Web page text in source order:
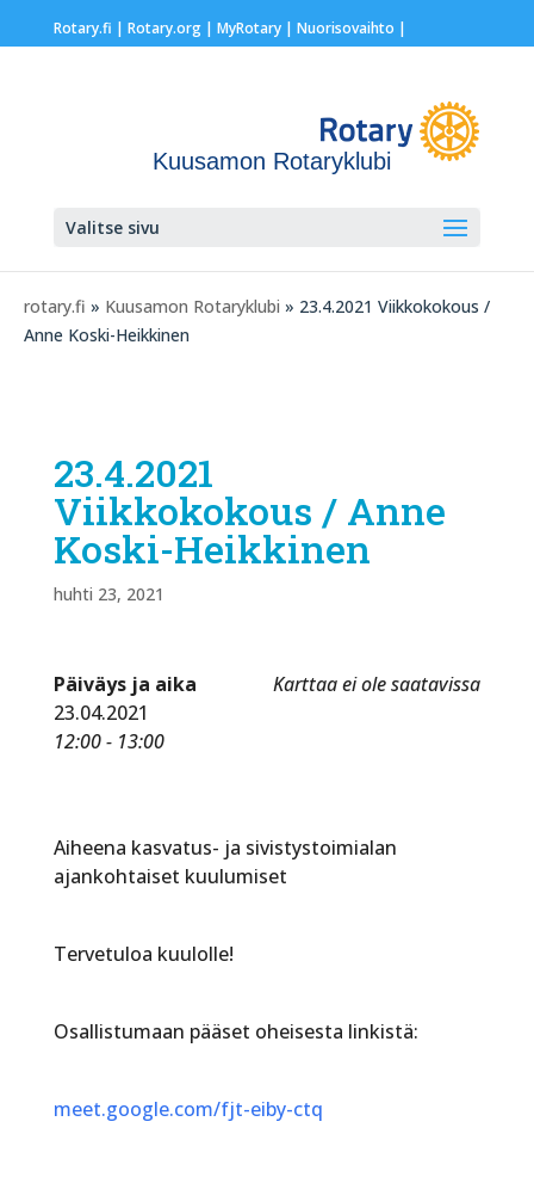
Rotary.fi | Rotary.org| MyRotary | Nuorisovaihto |
Kuusamon Rotaryklubi
Valitse sivu
rotary.fi » Kuusamon Rotaryklubi » 23.4.2021 Viikkokokous /
Anne Koski-Heikkinen
23.4.2021
Viikkokokous / Anne
Koski-Heikkinen
huhti 23, 2021
Karttaa ei ole saatavissa
Päiväys ja aika
23.04.2021
12:00 - 13:00
Aiheena kasvatus- ja sivistystoimialan
ajankohtaiset kuulumiset
Tervetuloa kuulolle!
Osallistumaan pääset oheisesta linkistä:
meet.google.com/fjt-eiby-ctq